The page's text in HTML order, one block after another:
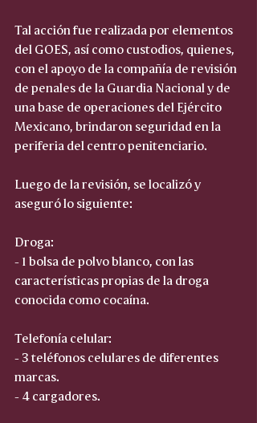
Tal acción fue realizada por elementos
del GOES, así como custodios, quienes,
con el apoyo de la compañía de revisión
de penales de la Guardia Nacional y de
una base de operaciones del Ejército
Mexicano, brindaron seguridad en la
periferia del centro penitenciario.
Luego de la revisión, se localizó y
aseguró lo siguiente:
Droga:
- 1 bolsa de polvo blanco, con las
características propias de la droga
conocida como cocaína.
Telefonía celular:
- 3 teléfonos celulares de diferentes
marcas.
- 4 cargadores.